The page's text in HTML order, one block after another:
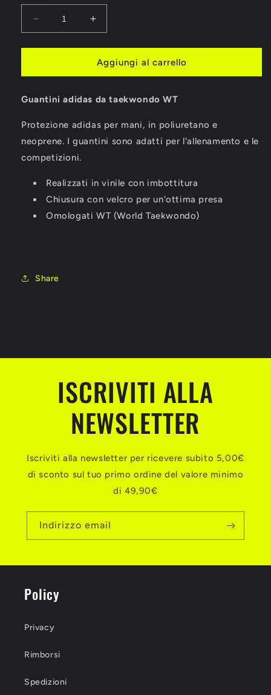
Diminuisci
quantità
per
ADIDAS
TAEKWONDO
Aumenta
quantità
per
GUANTINI
ADIDAS
TAEKWONDO
Aggiungi al carrello
Guantini adidas da taekwondo WT
Protezione adidas per mani, in poliuretano e
neoprene. I guantini sono adatti per l'allenamento e le
competizioni.
Realizzati in vinile con imbottitura
Chiusura con velcro per un'ottima presa
Omologati WT (World Taekwondo)
Share
ISCRIVITI ALLA
NEWSLETTER
Iscriviti alla newsletter per ricevere subito 5,00€
di sconto sul tuo primo ordine del valore minimo
di 49,90€
Indirizzo email
Policy
Privacy
Rimborsi
Spedizioni